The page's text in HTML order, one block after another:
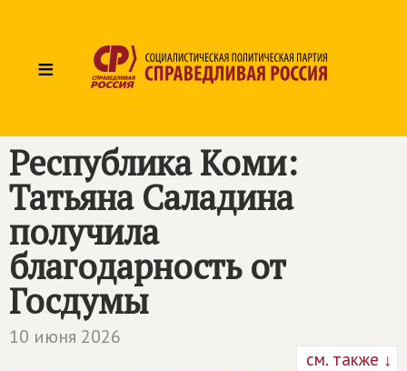
≡
Республика Коми:
Татьяна Саладина
получила
благодарность от
Госдумы
10 июня 2026
см. также ↓